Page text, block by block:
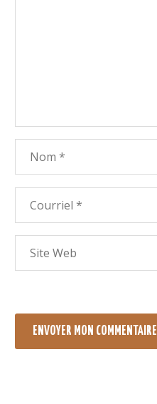
ENVOYER MON COMMENTAIRE